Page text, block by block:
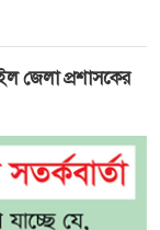
জেলা প্রশাসকের